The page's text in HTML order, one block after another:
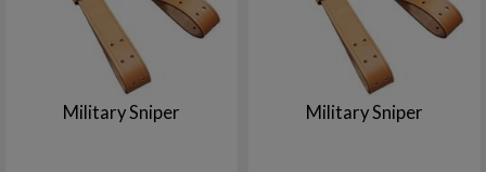
Military Sniper Military Sniper